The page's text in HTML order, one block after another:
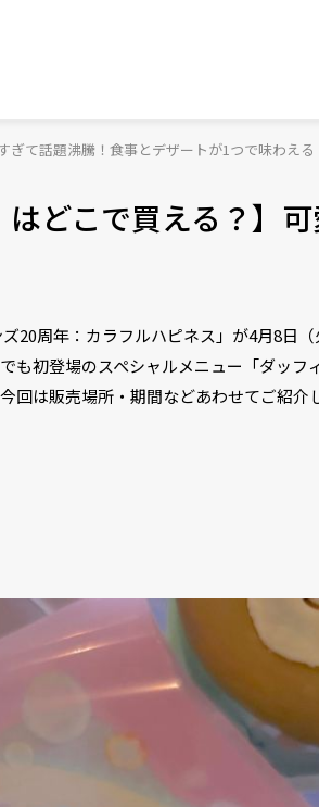
ぎて話題沸騰！食事とデザートが1つで味わえる
はどこで買える？】
20周年：カラフルハピネス」が4月8日
も初登場のスペシャルメニュー「ダッフ
回は販売場所・期間などあわせてご紹介